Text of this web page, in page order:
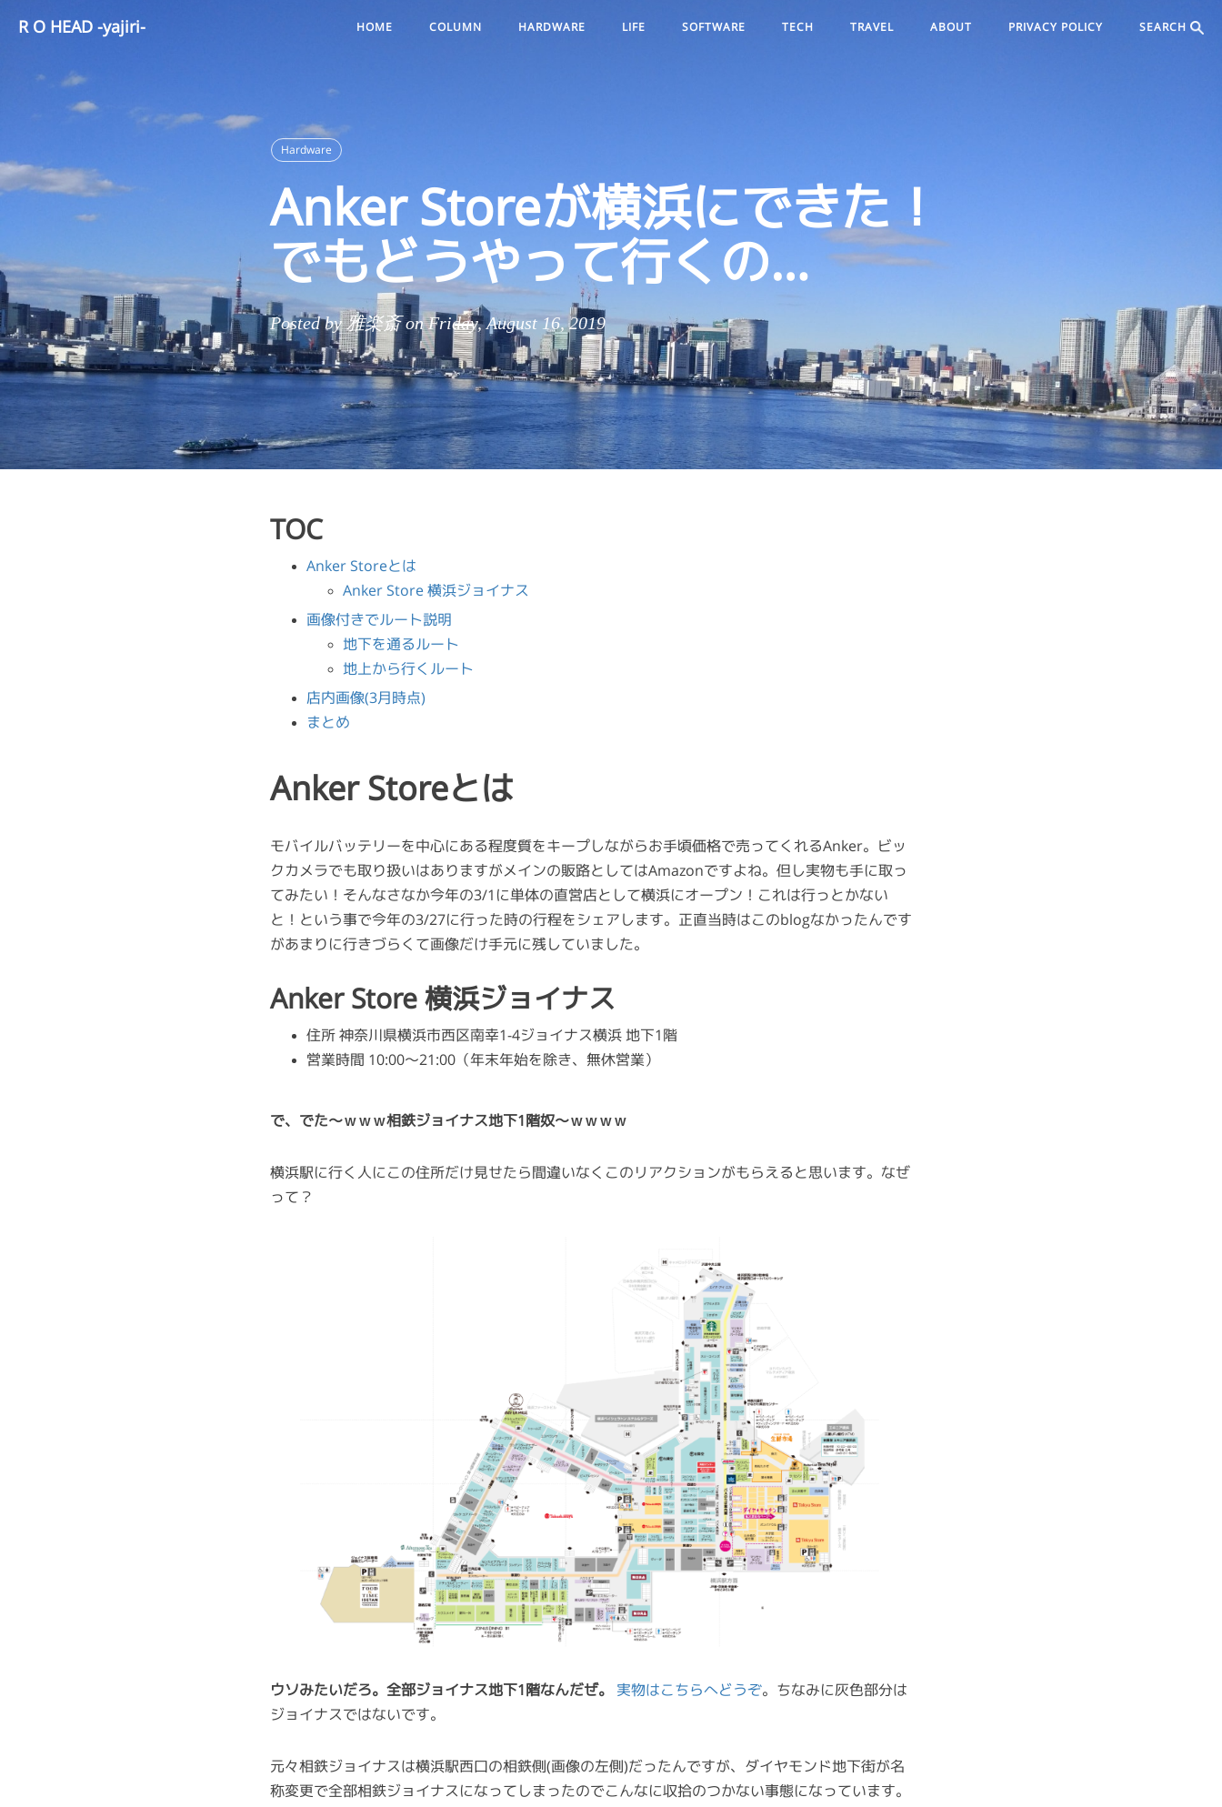
R O HEAD -yajiri- HOME COLUMN HARDWARE LIFE SOFTWARE TECH TRAVEL ABOUT PRIVACY POLICY SEARCH
Hardware
Anker Storeが横浜にできた！
でもどうやって行くの…
Posted by 雅楽斎 on Friday, August 16, 2019
TOC
Anker Storeとは
Anker Store 横浜ジョイナス
画像付きでルート説明
地下を通るルート
地上から行くルート
店内画像(3月時点)
まとめ
Anker Storeとは
モバイルバッテリーを中心にある程度質をキープしながらお手頃価格で売ってくれるAnker。ビッ
クカメラでも取り扱いはありますがメインの販路としてはAmazonですよね。但し実物も手に取っ
てみたい！そんなさなか今年の3/1に単体の直営店として横浜にオープン！これは行っとかない
と！という事で今年の3/27に行った時の行程をシェアします。正直当時はこのblogなかったんです
があまりに行きづらくて画像だけ手元に残していました。
Anker Store 横浜ジョイナス
住所 神奈川県横浜市西区南幸1-4ジョイナス横浜 地下1階
営業時間 10:00～21:00（年末年始を除き、無休営業）
で、でた～ｗｗｗ相鉄ジョイナス地下1階奴～ｗｗｗｗ
横浜駅に行く人にこの住所だけ見せたら間違いなくこのリアクションがもらえると思います。なぜ
って？
ウソみたいだろ。全部ジョイナス地下1階なんだぜ。 実物はこちらへどうぞ。ちなみに灰色部分は
ジョイナスではないです。
元々相鉄ジョイナスは横浜駅西口の相鉄側(画像の左側)だったんですが、ダイヤモンド地下街が名
称変更で全部相鉄ジョイナスになってしまったのでこんなに収拾のつかない事態になっています。